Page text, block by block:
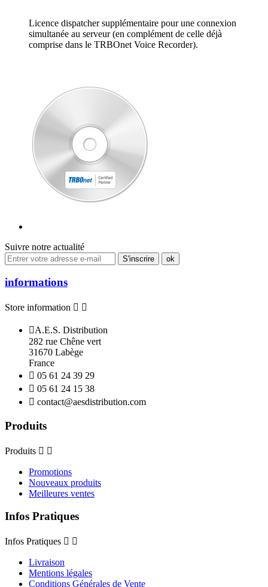
Licence dispatcher supplémentaire pour une connexion
simultanée au serveur (en complément de celle déjà
comprise dans le TRBOnet Voice Recorder).
Suivre notre actualité
informations
Store information  
A.E.S. Distribution
282 rue Chêne vert
31670 Labège
France
 05 61 24 39 29
 05 61 24 15 38
 contact@aesdistribution.com
Produits
Produits  
Promotions
Nouveaux produits
Meilleures ventes
Infos Pratiques
Infos Pratiques  
Livraison
Mentions légales
Conditions Générales de Vente